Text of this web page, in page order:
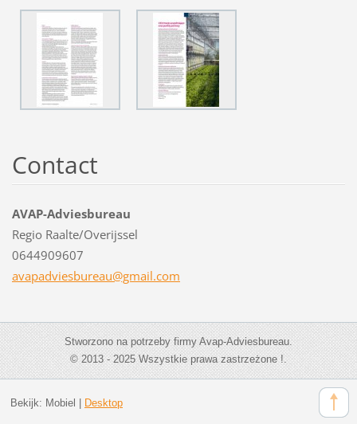
Contact
AVAP-Adviesbureau
Regio Raalte/Overijssel
0644909607
avapadviesbureau@gmail.com
Stworzono na potrzeby firmy Avap-Adviesbureau.
© 2013 - 2025 Wszystkie prawa zastrzeżone !.
Bekijk: Mobiel Desktop